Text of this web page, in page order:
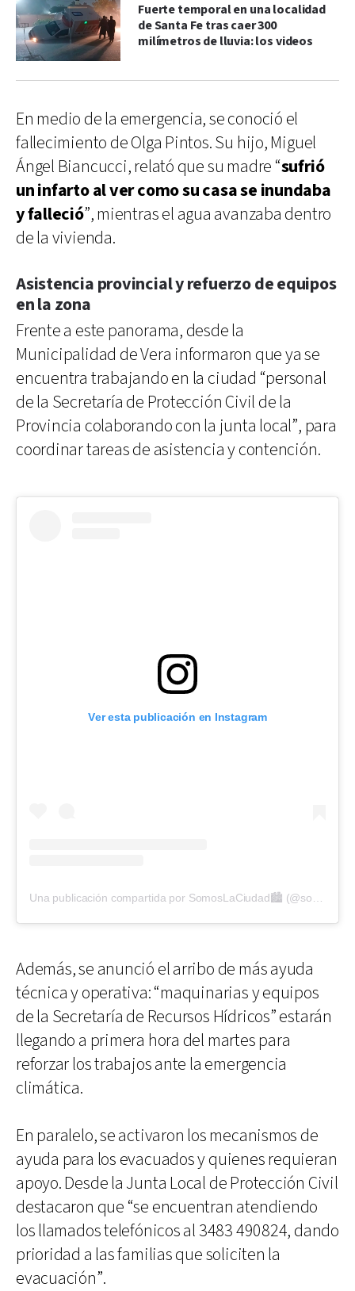
Fuerte temporal en una localidad
de Santa Fe tras caer 300
milímetros de lluvia: los videos
En medio de la emergencia, se conoció el
fallecimiento de Olga Pintos. Su hijo, Miguel
Ángel Biancucci, relató que su madre “sufrió
un infarto al ver como su casa se inundaba
y falleció”, mientras el agua avanzaba dentro
de la vivienda.
Asistencia provincial y refuerzo de equipos
en la zona
Frente a este panorama, desde la
Municipalidad de Vera informaron que ya se
encuentra trabajando en la ciudad “personal
de la Secretaría de Protección Civil de la
Provincia colaborando con la junta local”, para
coordinar tareas de asistencia y contención.
Ver esta publicación en Instagram
Además, se anunció el arribo de más ayuda
técnica y operativa: “maquinarias y equipos
de la Secretaría de Recursos Hídricos” estarán
llegando a primera hora del martes para
reforzar los trabajos ante la emergencia
climática.
En paralelo, se activaron los mecanismos de
ayuda para los evacuados y quienes requieran
apoyo. Desde la Junta Local de Protección Civil
destacaron que “se encuentran atendiendo
los llamados telefónicos al 3483 490824, dando
prioridad a las familias que soliciten la
evacuación”.